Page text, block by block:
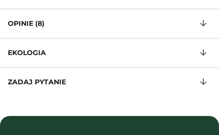
OPINIE (8)
EKOLOGIA
ZADAJ PYTANIE